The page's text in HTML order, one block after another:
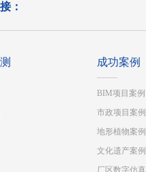
：
成功案例
BIM项目案例
市政项目案例
地形植物案例
文化遗产案例
厂区数字仿真